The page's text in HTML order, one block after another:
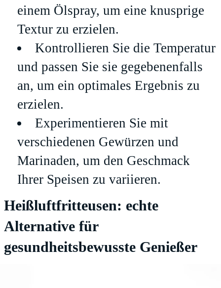
einem Ölspray, um eine knusprige
Textur zu erzielen.
Kontrollieren Sie die Temperatur
und passen Sie sie gegebenenfalls
an, um ein optimales Ergebnis zu
erzielen.
Experimentieren Sie mit
verschiedenen Gewürzen und
Marinaden, um den Geschmack
Ihrer Speisen zu variieren.
Heißluftfritteusen: echte
Alternative für
gesundheitsbewusste Genießer